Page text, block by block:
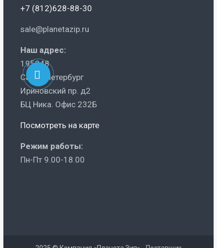
+7 (812)628-88-30
sale@planetazip.ru
Наш адрес:
195248
Санкт-Петербург
Ириновский пр. д2
БЦ Ника. Офис 232Б
Посмотреть на карте
Режим работы:
Пн-Пт 9.00-18.00